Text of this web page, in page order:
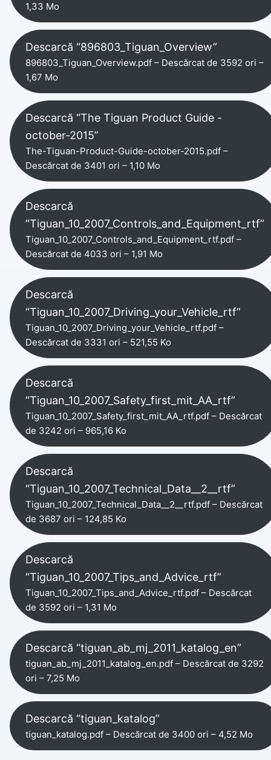
1,33 Mo
Descarcă “896803_Tiguan_Overview”
896803_Tiguan_Overview.pdf – Descărcat de 3592 ori –
1,67 Mo
Descarcă “The Tiguan Product Guide -
october-2015”
The-Tiguan-Product-Guide-october-2015.pdf –
Descărcat de 3401 ori – 1,10 Mo
Descarcă
“Tiguan_10_2007_Controls_and_Equipment_rtf”
Tiguan_10_2007_Controls_and_Equipment_rtf.pdf –
Descărcat de 4033 ori – 1,91 Mo
Descarcă
“Tiguan_10_2007_Driving_your_Vehicle_rtf”
Tiguan_10_2007_Driving_your_Vehicle_rtf.pdf –
Descărcat de 3331 ori – 521,55 Ko
Descarcă
“Tiguan_10_2007_Safety_first_mit_AA_rtf”
Tiguan_10_2007_Safety_first_mit_AA_rtf.pdf – Descărcat
de 3242 ori – 965,16 Ko
Descarcă
“Tiguan_10_2007_Technical_Data__2__rtf”
Tiguan_10_2007_Technical_Data__2__rtf.pdf – Descărcat
de 3687 ori – 124,85 Ko
Descarcă
“Tiguan_10_2007_Tips_and_Advice_rtf”
Tiguan_10_2007_Tips_and_Advice_rtf.pdf – Descărcat
de 3592 ori – 1,31 Mo
Descarcă “tiguan_ab_mj_2011_katalog_en”
tiguan_ab_mj_2011_katalog_en.pdf – Descărcat de 3292
ori – 7,25 Mo
Descarcă “tiguan_katalog”
tiguan_katalog.pdf – Descărcat de 3400 ori – 4,52 Mo